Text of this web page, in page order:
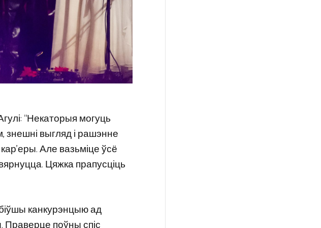
“Некаторыя могуць
знешні выгляд і рашэнне
Але вазьміце ўсё
Цяжка прапусціць
канкурэнцыю ад